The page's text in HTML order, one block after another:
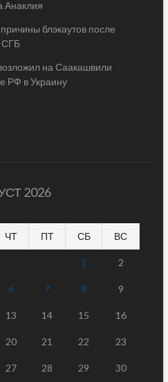
Анаклия
блэкаутов после
СГБ
на Саакашвили
РФ в Украину
2026
ЧТ ПТ СБ ВС
1 2
6 7 8 9
13 14 15 16
20 21 22 23
27 28 29 30